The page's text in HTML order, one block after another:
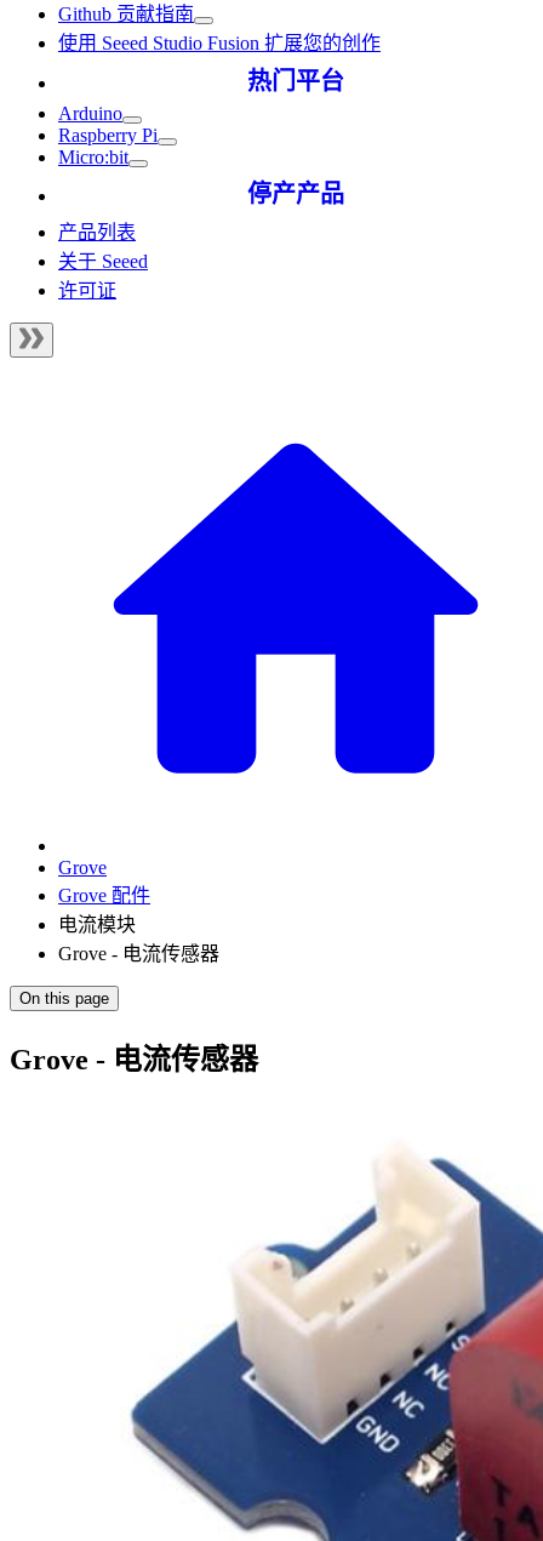
Github 贡献指南
使用 Seeed Studio Fusion 扩展您的创作
热门平台
Arduino
Raspberry Pi
Micro:bit
停产产品
产品列表
关于 Seeed
许可证
Grove
Grove 配件
电流模块
Grove - 电流传感器
On this page
Grove - 电流传感器